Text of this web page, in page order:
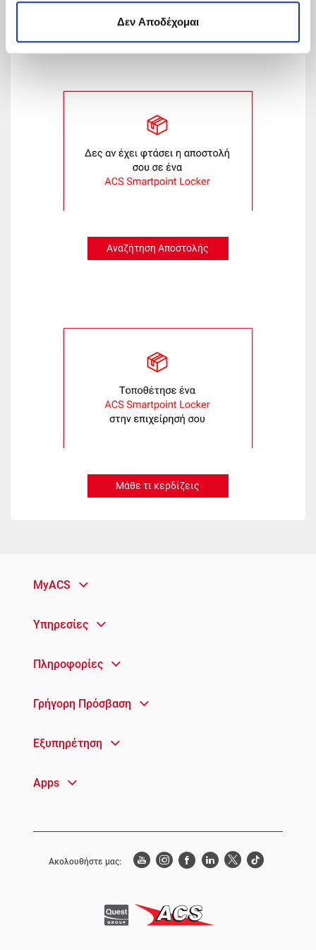
Δεν Αποδέχομαι
Δευτέρα - Παρασκευή 09:00 - 19:00
Αναζήτηση Αποστολής
Μάθε τι κερδίζεις
MyACS
Υπηρεσίες
Πληροφορίες
Γρήγορη Πρόσβαση
Εξυπηρέτηση
Apps
Ακολουθήστε μας: